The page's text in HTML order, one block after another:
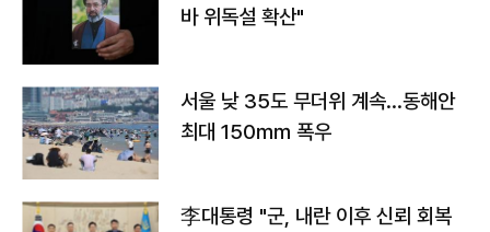
바 위독설 확산"
서울 낮 35도 무더위 계속…동해안
최대 150㎜ 폭우
李대통령 "군, 내란 이후 신뢰 회복